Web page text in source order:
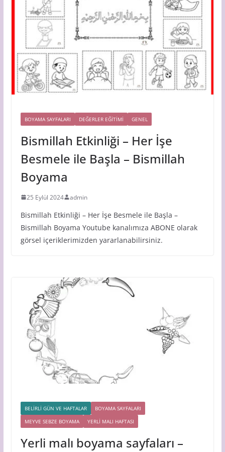
BOYAMA SAYFALARI DEĞERLER EĞİTİMİ GENEL
Bismillah Etkinliği – Her İşe
Besmele ile Başla – Bismillah
Boyama
25 Eylül 2024 admin
Bismillah Etkinliği – Her İşe Besmele ile Başla –
Bismillah Boyama Youtube kanalımıza ABONE olarak
görsel içeriklerimizden yararlanabilirsiniz.
BELİRLİ GÜN VE HAFTALAR
BOYAMA SAYFALARI
MEYVE SEBZE BOYAMA
YERLİ MALI HAFTASI
Yerli malı boyama sayfaları –